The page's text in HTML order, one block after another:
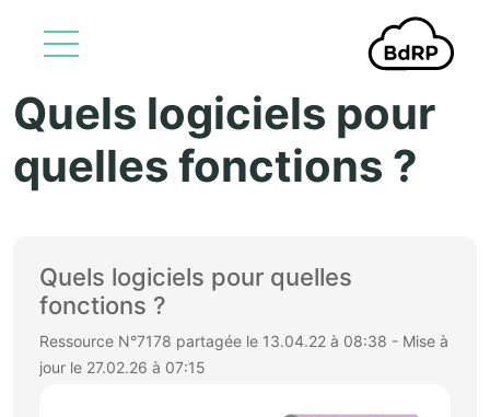
Aller au contenu principal
Quels logiciels pour
quelles fonctions ?
Quels logiciels pour quelles
fonctions ?
Ressource N°7178 partagée le 13.04.22 à 08:38 - Mise à
jour le 27.02.26 à 07:15